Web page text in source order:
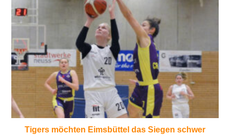
Tigers möchten Eimsbüttel das Siegen schwer